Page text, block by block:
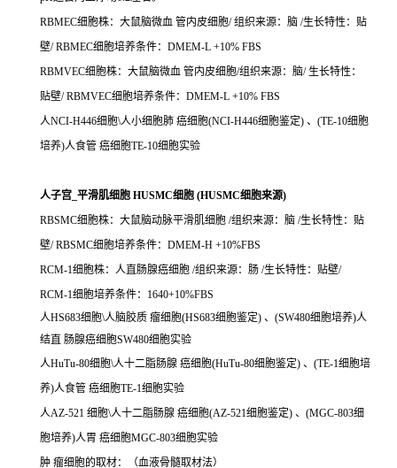
RBMEC细胞株：大鼠脑微血 管内皮细胞/ 组织来源：脑 /生长特性：贴
壁/ RBMEC细胞培养条件：DMEM-L +10% FBS
RBMVEC细胞株：大鼠脑微血 管内皮细胞/组织来源：脑/ 生长特性：
贴壁/ RBMVEC细胞培养条件：DMEM-L +10% FBS
人NCI-H446细胞\人小细胞肺 癌细胞(NCI-H446细胞鉴定) 、(TE-10细胞
培养)人食管 癌细胞TE-10细胞实验
人子宫_平滑肌细胞 HUSMC细胞 (HUSMC细胞来源)
RBSMC细胞株：大鼠脑动脉平滑肌细胞 /组织来源：脑 /生长特性：贴
壁/ RBSMC细胞培养条件：DMEM-H +10%FBS
RCM-1细胞株：人直肠腺癌细胞 /组织来源：肠 /生长特性：贴壁/
RCM-1细胞培养条件：1640+10%FBS
人HS683细胞\人脑胶质 瘤细胞(HS683细胞鉴定) 、(SW480细胞培养)人
结直 肠腺癌细胞SW480细胞实验
人HuTu-80细胞\人十二脂肠腺 癌细胞(HuTu-80细胞鉴定) 、(TE-1细胞培
养)人食管 癌细胞TE-1细胞实验
人AZ-521 细胞\人十二脂肠腺 癌细胞(AZ-521细胞鉴定) 、(MGC-803细
胞培养)人胃 癌细胞MGC-803细胞实验
肿 瘤细胞的取材：（血液骨髓取材法）